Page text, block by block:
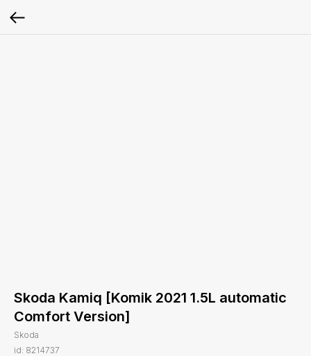
Skoda Kamiq [Komik 2021 1.5L automatic
Comfort Version]
Skoda
id: 8214737